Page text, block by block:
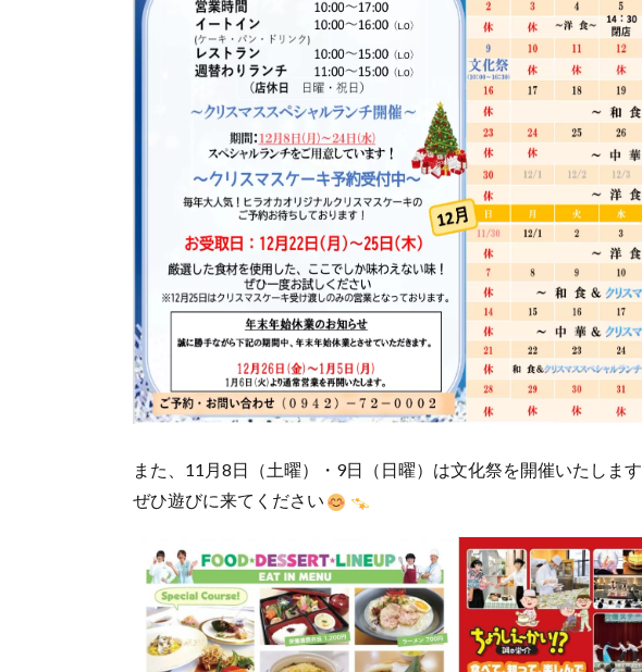
また、11月8日（土曜）・9日（日曜）は文化祭を開催いたします
ぜひ遊びに来てください